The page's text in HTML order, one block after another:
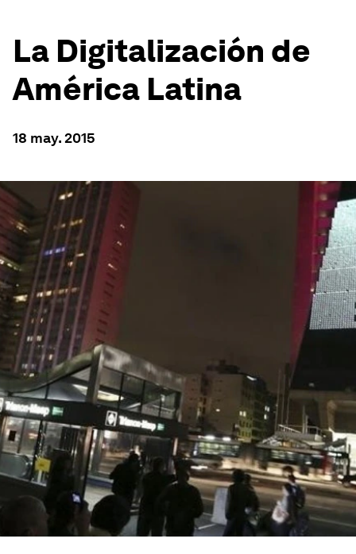
La Digitalización de
América Latina
18 may. 2015